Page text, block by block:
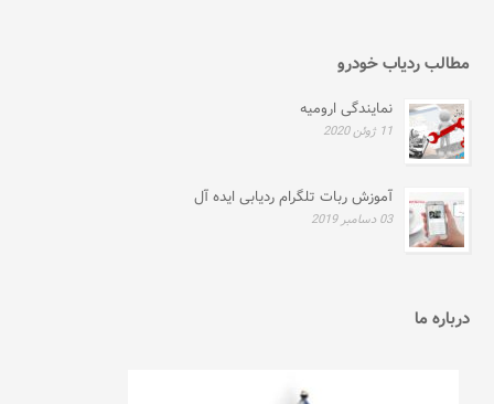
مطالب ردیاب خودرو
نمایندگی ارومیه
11 ژوئن 2020
آموزش ربات تلگرام ردیابی ایده آل
03 دسامبر 2019
درباره ما